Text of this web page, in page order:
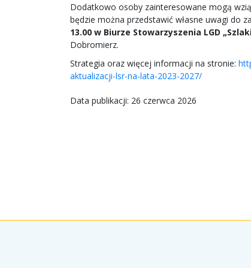
Dodatkowo osoby zainteresowane mogą
będzie można przedstawić własne uwagi do
13.00 w Biurze Stowarzyszenia LGD
Dobromierz.
Strategia oraz więcej informacji na stronie:
aktualizacji-lsr-na-lata-2023-2027/
Data publikacji: 26 czerwca 2026